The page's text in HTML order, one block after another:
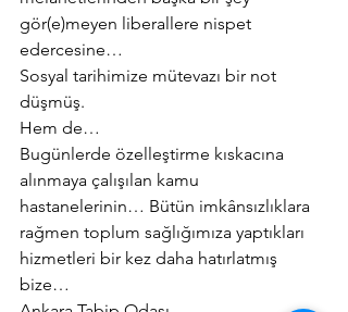
gör(e)meyen liberallere nispet
edercesine…
Sosyal tarihimize mütevazı bir not
düşmüş.
Hem de…
Bugünlerde özelleştirme kıskacına
alınmaya çalışılan kamu
hastanelerinin… Bütün imkânsızlıklara
rağmen toplum sağlığımıza yaptıkları
hizmetleri bir kez daha hatırlatmış
bize…